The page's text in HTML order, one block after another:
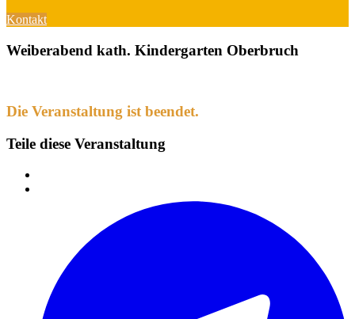
Kontakt
Weiberabend kath. Kindergarten Oberbruch
Die Veranstaltung ist beendet.
Teile diese Veranstaltung